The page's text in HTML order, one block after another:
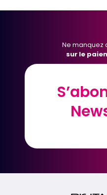
Ne manquez
sur le